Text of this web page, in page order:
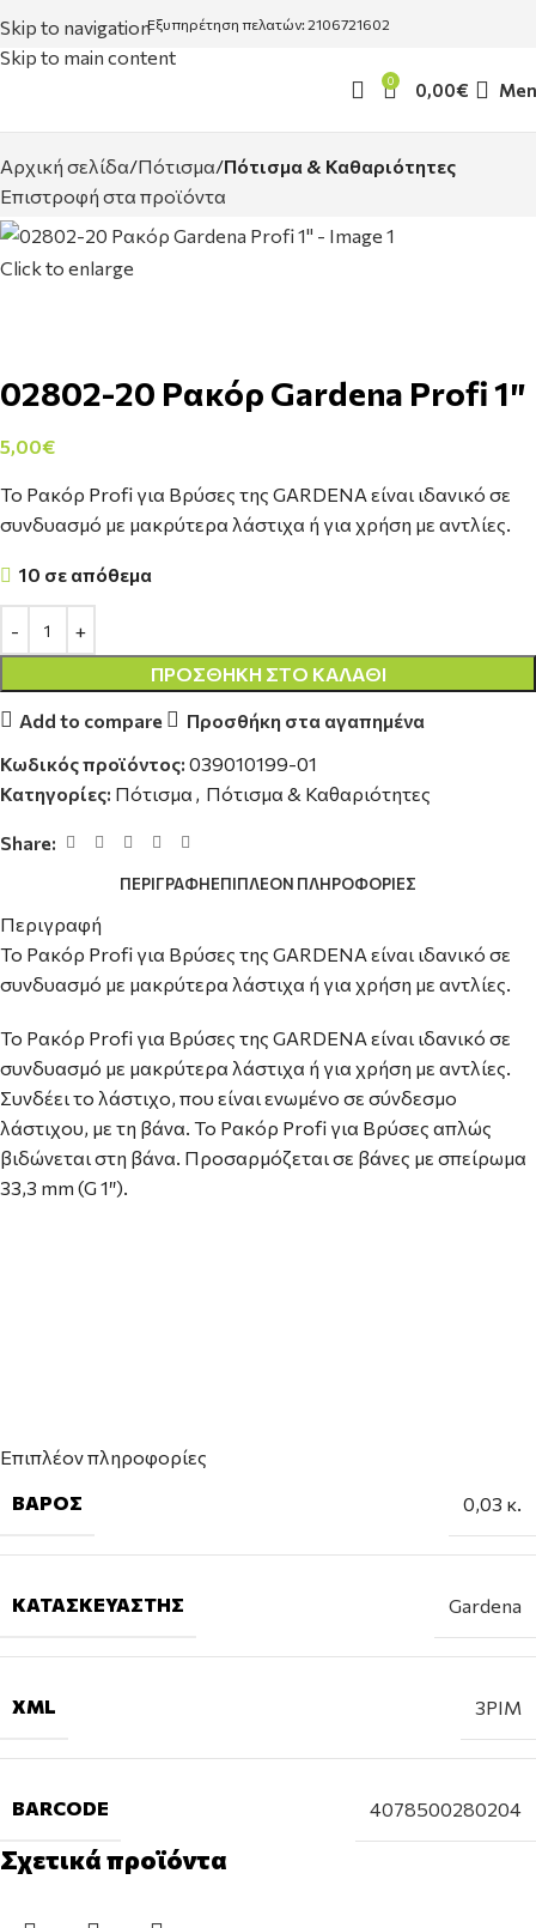
Skip to navigation
Skip to main content
Εξυπηρέτηση πελατών: 2106721602
0 0,00€
Αρχική σελίδα Πότισμα Πότισμα & Καθαριότητες
Επιστροφή στα προϊόντα
Click to enlarge
02802-20 Ρακόρ Gardena Profi 1″
5,00€
Το Ρακόρ Profi για Βρύσες της GARDENA είναι ιδανικό σε
συνδυασμό με μακρύτερα λάστιχα ή για χρήση με αντλίες.
10 σε απόθεμα
ΠΡΟΣΘΉΚΗ ΣΤΟ ΚΑΛΆΘΙ
Add to compare
Προσθήκη στα αγαπημένα
Κωδικός προϊόντος: 039010199-01
Κατηγορίες: Πότισμα , Πότισμα & Καθαριότητες
Share:
ΠΕΡΙΓΡΑΦΉΕΠΙΠΛΈΟΝ ΠΛΗΡΟΦΟΡΊΕΣ
Περιγραφή
Το Ρακόρ Profi για Βρύσες της GARDENA είναι ιδανικό σε
συνδυασμό με μακρύτερα λάστιχα ή για χρήση με αντλίες.
Το Ρακόρ Profi για Βρύσες της GARDENA είναι ιδανικό σε
συνδυασμό με μακρύτερα λάστιχα ή για χρήση με αντλίες.
Συνδέει το λάστιχο, που είναι ενωμένο σε σύνδεσμο
λάστιχου, με τη βάνα. Το Ρακόρ Profi για Βρύσες απλώς
βιδώνεται στη βάνα. Προσαρμόζεται σε βάνες με σπείρωμα
33,3 mm (G 1″).
Επιπλέον πληροφορίες
ΒΆΡΟΣ
0,03 κ.
ΚΑΤΑΣΚΕΥΑΣΤΉΣ Gardena
XML 3PIM
BARCODE 4078500280204
Σχετικά προϊόντα